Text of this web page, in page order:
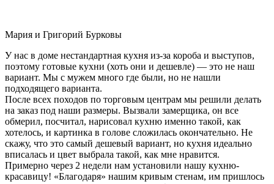
Мария и Григорий Бурковы
У нас в доме нестандартная кухня из-за короба и выступов,
поэтому готовые кухни (хоть они и дешевле) — это не наш
вариант. Мы с мужем много где были, но не нашли
подходящего варианта.
После всех походов по торговым центрам мы решили делать
на заказ под наши размеры. Вызвали замерщика, он все
обмерил, посчитал, нарисовал кухню именно такой, как
хотелось, и картинка в голове сложилась окончательно. Не
скажу, что это самый дешевый вариант, но кухня идеально
вписалась и цвет выбрала такой, как мне нравится.
Примерно через 2 недели нам установили нашу кухню-
красавицу! «Благодаря» нашим кривым стенам, им пришлось